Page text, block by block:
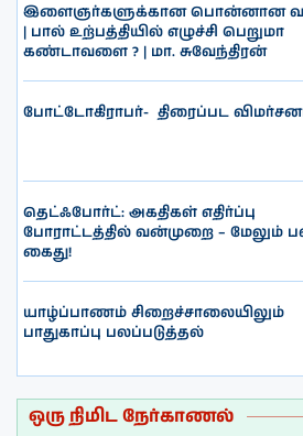
இளைஞர்களுக்கான பொன்னான
| பால் உற்பத்தியில் எழுச்சி பெறுமா
கண்டாவளை ? | மா. சுவேந்திரன்
போட்டோகிராபர்- ‌ திரைப்பட
தெட்ஃபோர்ட்: அகதிகள் எதிர்ப்பு
போராட்டத்தில் வன்முறை – மேலும்
கைது!
யாழ்ப்பாணம் சிறைச்சாலையிலும்
பாதுகாப்பு பலப்படுத்தல்
ஒரு நிமிட நேர்காணல்